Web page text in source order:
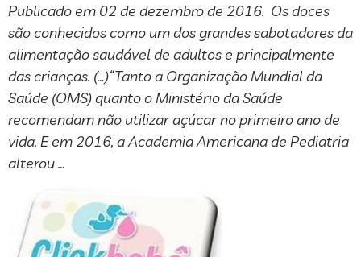
Publicado em 02 de dezembro de 2016. Os doces
são conhecidos como um dos grandes sabotadores da
alimentação saudável de adultos e principalmente
das crianças. (…)“Tanto a Organização Mundial da
Saúde (OMS) quanto o Ministério da Saúde
recomendam não utilizar açúcar no primeiro ano de
vida. E em 2016, a Academia Americana de Pediatria
alterou …